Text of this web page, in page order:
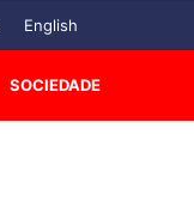
English
SOCIEDADE